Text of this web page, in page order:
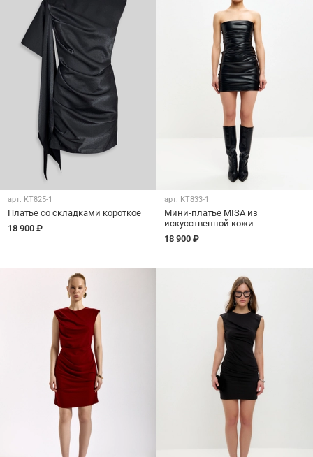
арт. KT825-1
Платье со складками короткое
18 900 ₽
арт. КТ833-1
Мини-платье MISA из
искусственной кожи
18 900 ₽